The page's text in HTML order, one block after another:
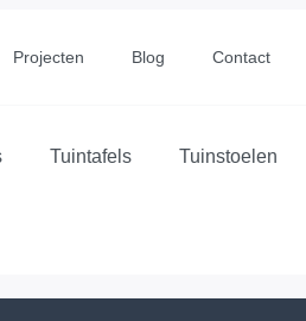
Projecten Blog Contact
Tuintafels Tuinstoelen